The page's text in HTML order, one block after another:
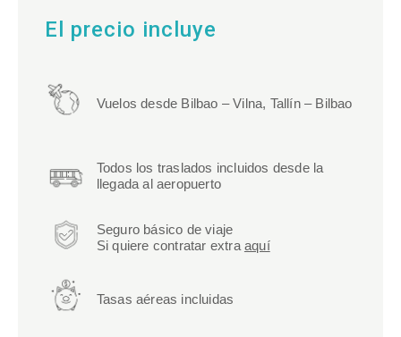
El precio incluye
Vuelos desde Bilbao – Vilna, Tallín – Bilbao
Todos los traslados incluidos desde la
llegada al aeropuerto
Seguro básico de viaje
Si quiere contratar extra aquí
Tasas aéreas incluidas